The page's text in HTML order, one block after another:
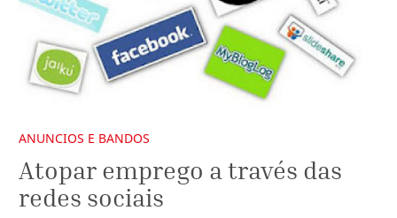
ANUNCIOS E BANDOS
Atopar emprego a través das
redes sociais